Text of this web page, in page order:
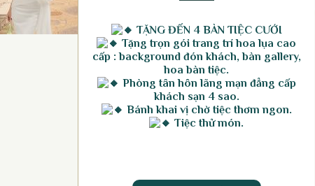
TẶNG ĐẾN 4 BÀN TIỆC CƯỚI
Tặng trọn gói trang trí hoa lụa cao
cấp : background đón khách, bàn gallery,
hoa bàn tiệc.
Phòng tân hôn lãng mạn đẳng cấp
khách sạn 4 sao.
Bánh khai vị chờ tiệc thơm ngon.
Tiệc thử món.